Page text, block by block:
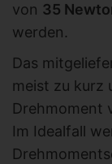
von 35
werden.
Das
meist zu kurz
Drehmoment
Im Idealfall